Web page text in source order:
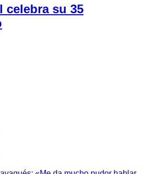
celebra su 35